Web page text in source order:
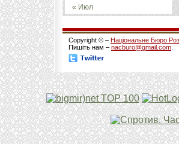
« Июл
Copyright © – Національне Бюро
Пишіть нам – nacburo@gmail.com